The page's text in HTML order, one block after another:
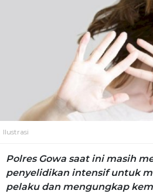
Ilustrasi
Polres Gowa saat ini masih
penyelidikan intensif untuk
pelaku dan mengungkap